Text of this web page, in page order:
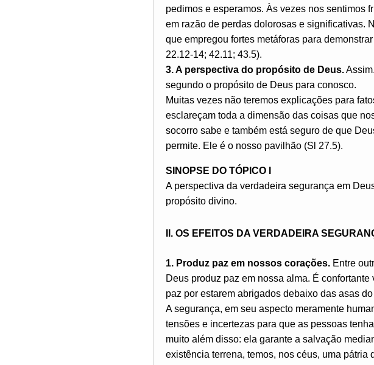
pedimos e esperamos. Às vezes nos sentimos
em razão de perdas dolorosas e significativas.
que empregou fortes metáforas para
22.12-14; 42.11; 43.5).
3. A perspectiva do propósito de Deus.
segundo o propósito de Deus para conosco.
Muitas vezes não teremos explicações para
esclareçam toda a dimensão das coisas que
socorro sabe e também está seguro de que
permite. Ele é o nosso pavilhão (Sl 27.5).
SINOPSE DO TÓPICO I
A perspectiva da verdadeira segurança em
propósito divino.
II. OS EFEITOS DA VERDADEIRA
1. Produz paz em nossos corações. Entre
Deus produz paz em nossa alma. É
paz por estarem abrigados debaixo das asas
A segurança, em seu aspecto meramente
tensões e incertezas para que as pessoas
muito além disso: ela garante a salvação
existência terrena, temos, nos céus, uma